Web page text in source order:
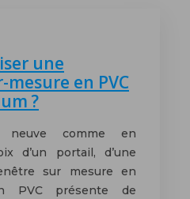
une
en PVC
?
neuve comme en
d’un portail, d’une
sur mesure en
PVC présente de